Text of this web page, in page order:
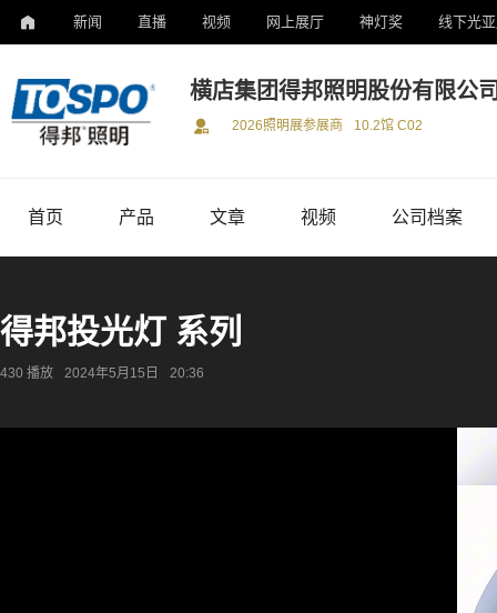
新闻 直播 视频 网上展厅 神灯奖 线下光
横店集团得邦照明股份有限公
2026照明展参展商 10.2馆 C02
首页 产品 文章 视频 公司档案
得邦投光灯 系列
430 播放 2024年5月15日 20:36